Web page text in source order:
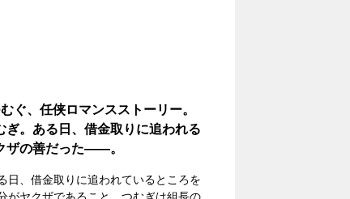
ぐ、任侠ロマンスストーリー。
。ある日、借金取りに追われる
ザの善だった――。
日、借金取りに追われているところを
がヤクザであること、つむぎは組長の